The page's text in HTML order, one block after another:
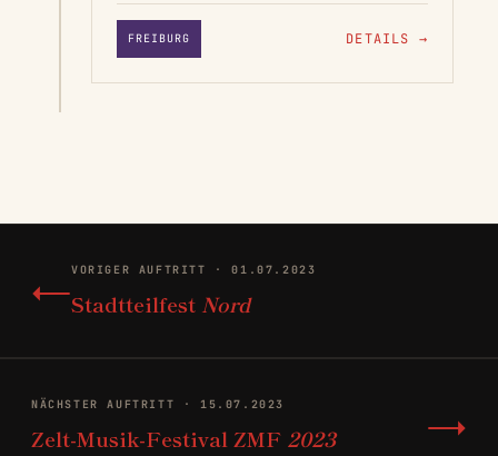
FREIBURG DETAILS →
←VORIGER AUFTRITT · 01.07.2023
Stadtteilfest Nord
NÄCHSTER AUFTRITT · 15.07.2023
Zelt-Musik-Festival ZMF 2023 →